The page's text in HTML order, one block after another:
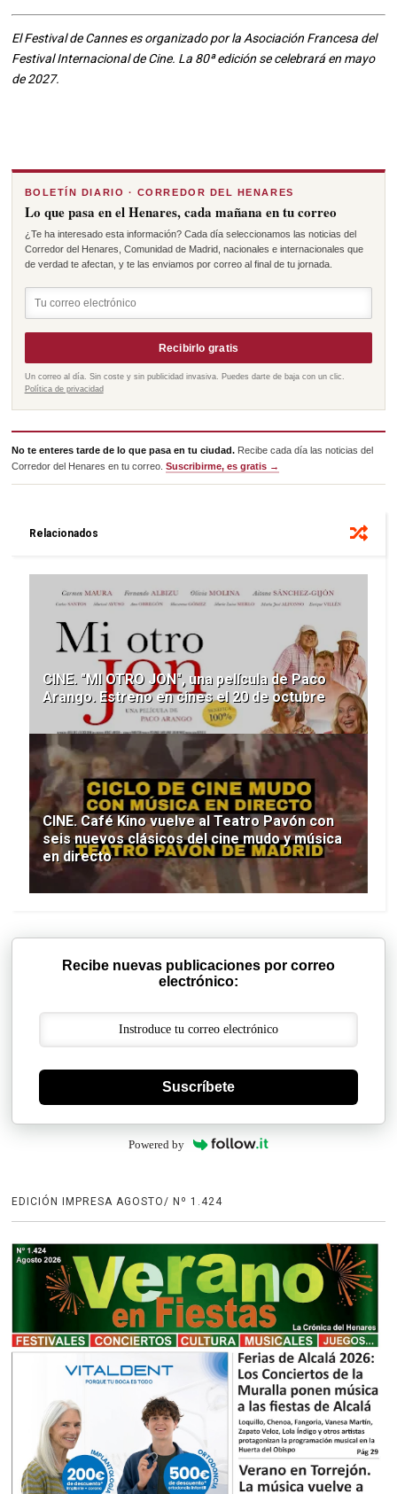
El Festival de Cannes es organizado por la Asociación Francesa del
Festival Internacional de Cine. La 80ª edición se celebrará en mayo
de 2027.
BOLETÍN DIARIO · CORREDOR DEL HENARES
Lo que pasa en el Henares, cada mañana en tu correo
¿Te ha interesado esta información? Cada día seleccionamos las noticias del
Corredor del Henares, Comunidad de Madrid, nacionales e internacionales que
de verdad te afectan, y te las enviamos por correo al final de tu jornada.
Recibirlo gratis
Un correo al día. Sin coste y sin publicidad invasiva. Puedes darte de baja con un clic.
Política de privacidad
No te enteres tarde de lo que pasa en tu ciudad. Recibe cada día las noticias del
Corredor del Henares en tu correo.Suscribirme, es gratis →
Relacionados
CINE. "MI OTRO JON", una película de Paco
Arango. Estreno en cines el 20 de octubre
CINE. Café Kino vuelve al Teatro Pavón con
seis nuevos clásicos del cine mudo y música
en directo
Recibe nuevas publicaciones por correo
electrónico:
Suscríbete
Powered by
EDICIÓN IMPRESA AGOSTO/ Nº 1.424